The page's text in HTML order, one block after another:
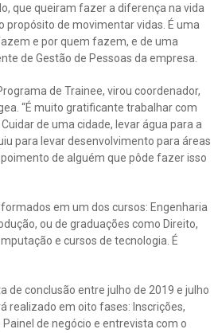
que queiram fazer a diferença na vida
propósito de movimentar vidas. É uma
e por quem fazem, e de uma
de Gestão de Pessoas​ da empresa.
de Trainee, virou coordenador,
“É muito gratificante trabalhar com
de uma cidade, levar água para a
para levar desenvolvimento para áreas
de alguém que pôde fazer isso
em um dos cursos: Engenharia
ou de graduações como Direito,
e cursos de tecnologia. É
conclusão entre julho de 2019 e julho
realizado em oito fases: Inscrições,
de negócio e entrevista com o